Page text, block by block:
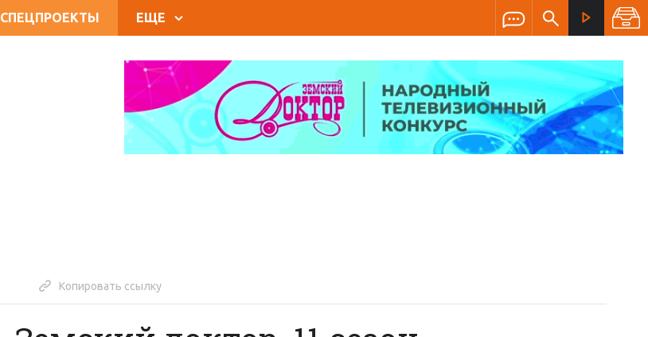
СПЕЦПРОЕКТЫ ЕЩЕ
Копировать ссылку